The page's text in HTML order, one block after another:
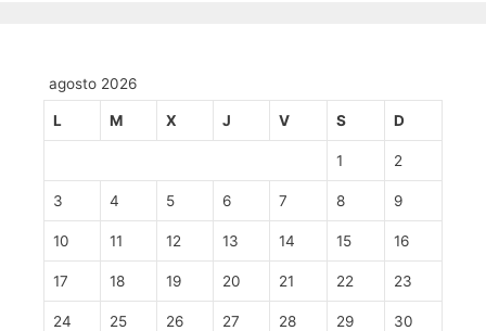
agosto 2026
L M X J V S D
1 2
3 4 5 6 7 8 9
10 11 12 13 14 15 16
17 18 19 20 21 22 23
24 25 26 27 28 29 30